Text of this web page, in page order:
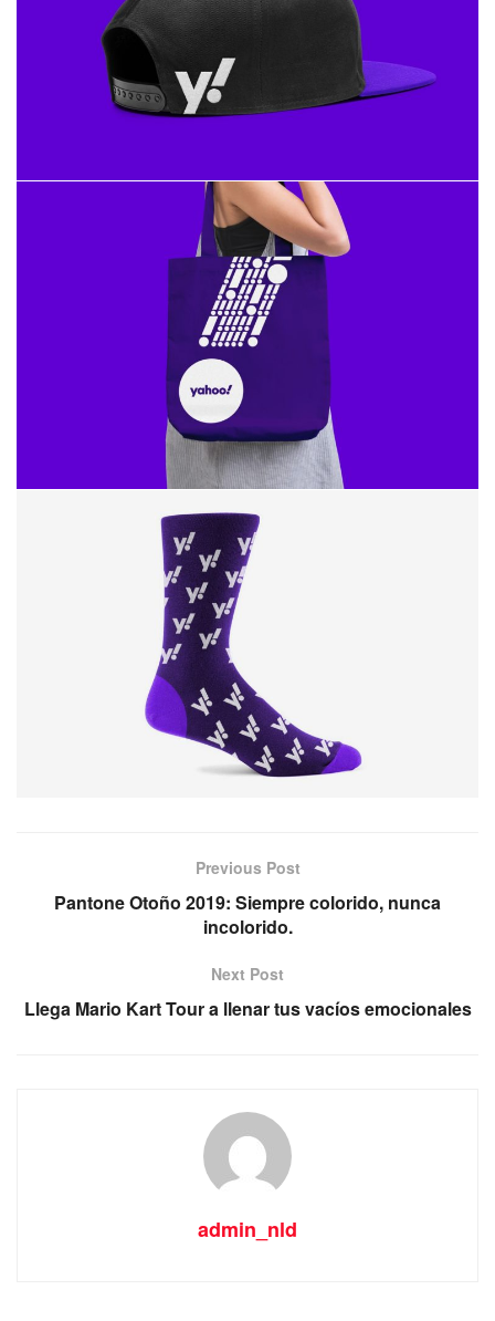
Previous Post
Pantone Otoño 2019: Siempre colorido, nunca
incolorido.
Next Post
Llega Mario Kart Tour a llenar tus vacíos emocionales
admin_nld